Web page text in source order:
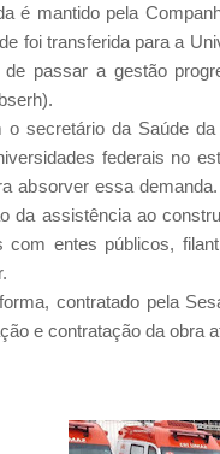
é mantido pela
foi transferida para a
passar a gestão
o secretário da Saúde
federais no
absorver essa
da assistência ao
com entes públicos,
contratado pela
e contratação da obra